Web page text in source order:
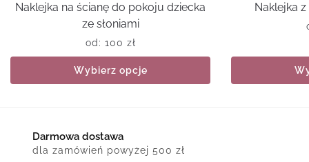
Naklejka na ścianę do pokoju dziecka
ze słoniami
od: 100 zł
Wybierz opcje
Naklejka
Darmowa dostawa
dla zamówień powyżej 500 zł